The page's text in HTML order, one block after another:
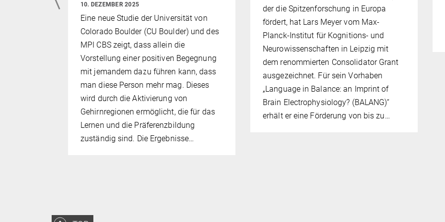
10. DEZEMBER 2025
Eine neue Studie der Universität von
Colorado Boulder (CU Boulder) und des
MPI CBS zeigt, dass allein die
Vorstellung einer positiven Begegnung
mit jemandem dazu führen kann, dass
man diese Person mehr mag. Dieses
wird durch die Aktivierung von
Gehirnregionen ermöglicht, die für das
Lernen und die Präferenzbildung
zuständig sind. Die Ergebnisse…
der die Spitzenforschung in Europa
fördert, hat Lars Meyer vom Max-
Planck-Institut für Kognitions- und
Neurowissenschaften in Leipzig mit
dem renommierten Consolidator Grant
ausgezeichnet. Für sein Vorhaben
„Language in Balance: an Imprint of
Brain Electrophysiology? (BALANG)“
erhält er eine Förderung von bis zu…